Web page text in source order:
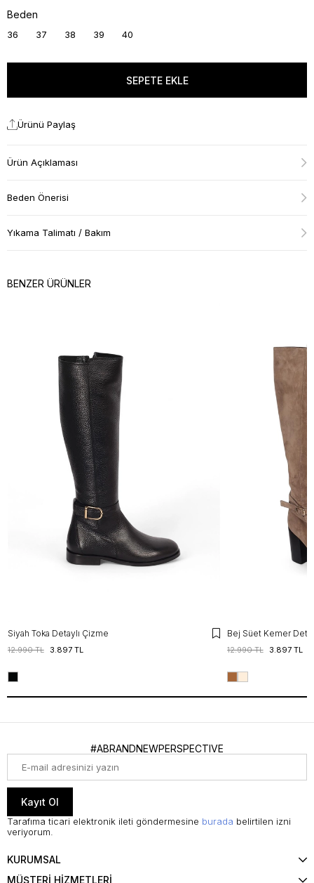
Beden
36 37 38 39 40
Ürünü Paylaş
Ürün Açıklaması
Beden Önerisi
Yıkama Talimatı / Bakım
BENZER ÜRÜNLER
Siyah Toka Detaylı Çizme
3.897 TL
12.990 TL
Bej Süet Kemer
3.897 TL
12.990 TL
#ABRANDNEWPERSPECTIVE
Kayıt Ol
Tarafıma ticari elektronik ileti göndermesine burada belirtilen izni
veriyorum.
KURUMSAL
MÜŞTERİ HİZMETLERİ